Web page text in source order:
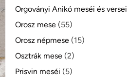
Orgoványi Anikó meséi és versei
Orosz mese (55)
Orosz népmese (15)
Osztrák mese (2)
Prisvin meséi (5)